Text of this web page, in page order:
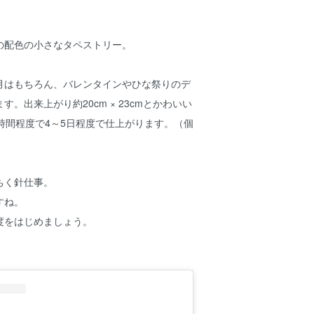
色の小さなタペストリー。
はもちろん、バレンタインやひな祭りのデ
す。出来上がり約20cm × 23cmとかわいい
間程度で4～5日程度で仕上がります。（個
針仕事。
。
はじめましょう。